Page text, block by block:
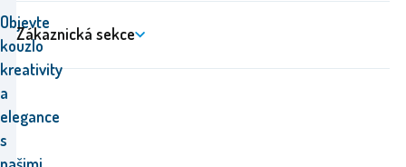
Objevte
kouzlo
kreativity
a
elegance
s
Zákaznická sekce